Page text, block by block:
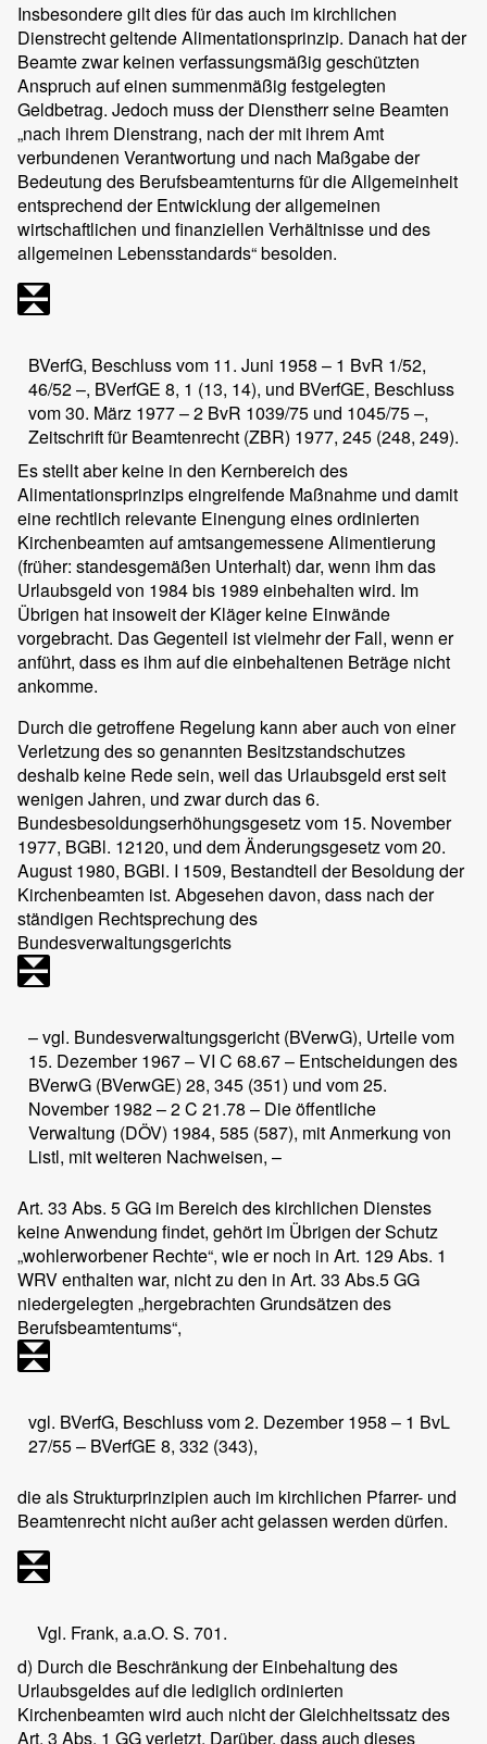
Insbesondere gilt dies für das auch im kirchlichen
Dienstrecht geltende Alimentationsprinzip. Danach hat der
Beamte zwar keinen verfassungsmäßig geschützten
Anspruch auf einen summenmäßig festgelegten
Geldbetrag. Jedoch muss der Dienstherr seine Beamten
„nach ihrem Dienstrang, nach der mit ihrem Amt
verbundenen Verantwortung und nach Maßgabe der
Bedeutung des Berufsbeamtenturns für die Allgemeinheit
entsprechend der Entwicklung der allgemeinen
wirtschaftlichen und finanziellen Verhältnisse und des
allgemeinen Lebensstandards“ besolden.
BVerfG, Beschluss vom 11. Juni 1958 – 1 BvR 1/52,
46/52 –, BVerfGE 8, 1 (13, 14), und BVerfGE, Beschluss
vom 30. März 1977 – 2 BvR 1039/75 und 1045/75 –,
Zeitschrift für Beamtenrecht (ZBR) 1977, 245 (248, 249).
Es stellt aber keine in den Kernbereich des
Alimentationsprinzips eingreifende Maßnahme und damit
eine rechtlich relevante Einengung eines ordinierten
Kirchenbeamten auf amtsangemessene Alimentierung
(früher: standesgemäßen Unterhalt) dar, wenn ihm das
Urlaubsgeld von 1984 bis 1989 einbehalten wird. Im
Übrigen hat insoweit der Kläger keine Einwände
vorgebracht. Das Gegenteil ist vielmehr der Fall, wenn er
anführt, dass es ihm auf die einbehaltenen Beträge nicht
ankomme.
Durch die getroffene Regelung kann aber auch von einer
Verletzung des so genannten Besitzstandschutzes
deshalb keine Rede sein, weil das Urlaubsgeld erst seit
wenigen Jahren, und zwar durch das 6.
Bundesbesoldungserhöhungsgesetz vom 15. November
1977, BGBl. 12120, und dem Änderungsgesetz vom 20.
August 1980, BGBl. I 1509, Bestandteil der Besoldung der
Kirchenbeamten ist. Abgesehen davon, dass nach der
ständigen Rechtsprechung des
Bundesverwaltungsgerichts
– vgl. Bundesverwaltungsgericht (BVerwG), Urteile vom
15. Dezember 1967 – VI C 68.67 – Entscheidungen des
BVerwG (BVerwGE) 28, 345 (351) und vom 25.
November 1982 – 2 C 21.78 – Die öffentliche
Verwaltung (DÖV) 1984, 585 (587), mit Anmerkung von
Listl, mit weiteren Nachweisen, –
Art. 33 Abs. 5 GG im Bereich des kirchlichen Dienstes
keine Anwendung findet, gehört im Übrigen der Schutz
„wohlerworbener Rechte“, wie er noch in Art. 129 Abs. 1
WRV enthalten war, nicht zu den in Art. 33 Abs.5 GG
niedergelegten „hergebrachten Grundsätzen des
Berufsbeamtentums“,
vgl. BVerfG, Beschluss vom 2. Dezember 1958 – 1 BvL
27/55 – BVerfGE 8, 332 (343),
die als Strukturprinzipien auch im kirchlichen Pfarrer- und
Beamtenrecht nicht außer acht gelassen werden dürfen.
Vgl. Frank, a.a.O. S. 701.
d) Durch die Beschränkung der Einbehaltung des
Urlaubsgeldes auf die lediglich ordinierten
Kirchenbeamten wird auch nicht der Gleichheitssatz des
Art. 3 Abs. 1 GG verletzt. Darüber, dass auch dieses